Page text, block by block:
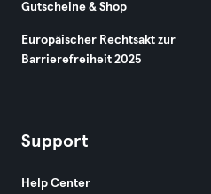
Gutscheine & Shop
Europäischer Rechtsakt zur
Barrierefreiheit 2025
Support
Help Center